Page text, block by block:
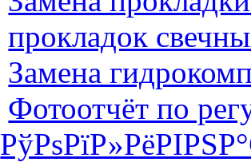
прокладок
Замена
Фотоотчёт по